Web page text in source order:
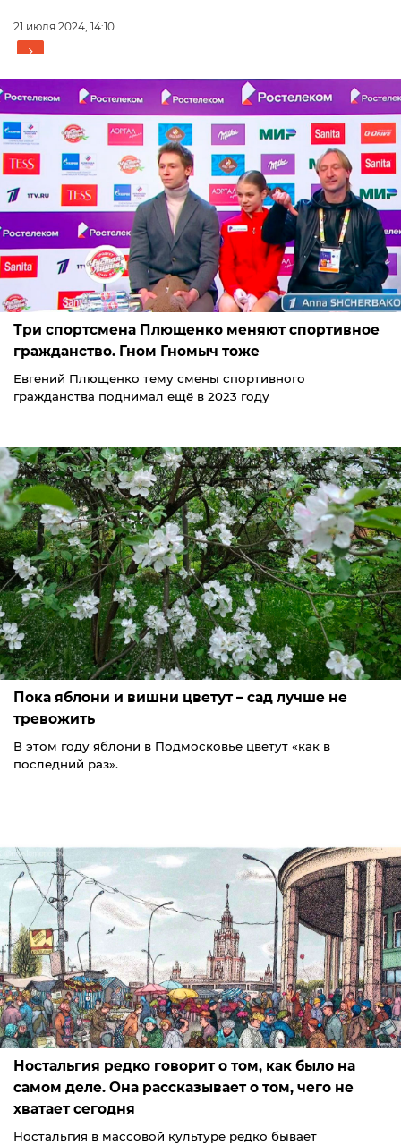
21 июля 2024, 14:10
Три спортсмена Плющенко меняют спортивное
гражданство. Гном Гномыч тоже
Евгений Плющенко тему смены спортивного
гражданства поднимал ещё в 2023 году
Пока яблони и вишни цветут – сад лучше не
тревожить
В этом году яблони в Подмосковье цветут «как в
последний раз».
Ностальгия редко говорит о том, как было на
самом деле. Она рассказывает о том, чего не
хватает сегодня
Ностальгия в массовой культуре редко бывает